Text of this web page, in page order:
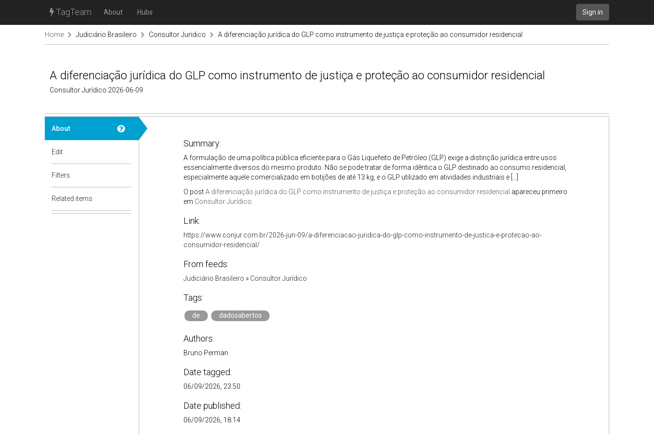
TagTeam About Hubs Sign in
Home Judiciário Brasileiro Consultor Jurídico A diferenciação jurídica do GLP como instrumento de justiça e proteção ao consumidor residencial
A diferenciação jurídica do GLP como instrumento de justiça e proteção ao consumidor residencial
Consultor Jurídico 2026-06-09
About
Edit
Filters
Related items
Summary:
A formulação de uma política pública eficiente para o Gás Liquefeito de Petróleo (GLP) exige a distinção jurídica entre usos
essencialmente diversos do mesmo produto. Não se pode tratar de forma idêntica o GLP destinado ao consumo residencial,
especialmente aquele comercializado em botijões de até 13 kg, e o GLP utilizado em atividades industriais e […]
O postA diferenciação jurídica do GLP como instrumento de justiça e proteção ao consumidor residencial apareceu primeiro
em Consultor Jurídico
Link:
https://www.conjur.com.br/2026-jun-09/a-diferenciacao-juridica-do-glp-como-instrumento-de-justica-e-protecao-ao-
consumidor-residencial/
From feeds:
Judiciário Brasileiro » Consultor Jurídico
Tags:
de dadosabertos
Authors:
Bruno Perman
Date tagged:
06/09/2026, 23:50
Date published:
06/09/2026, 18:14